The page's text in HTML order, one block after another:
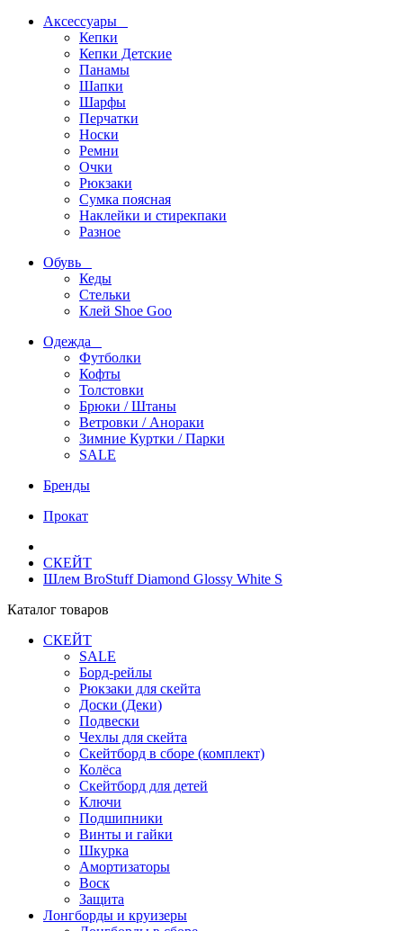
Аксессуары
Кепки
Кепки Детские
Панамы
Шапки
Шарфы
Перчатки
Носки
Ремни
Очки
Рюкзаки
Сумка поясная
Наклейки и стирекпаки
Разное
Обувь
Кеды
Стельки
Клей Shoe Goo
Одежда
Футболки
Кофты
Толстовки
Брюки / Штаны
Ветровки / Анораки
Зимние Куртки / Парки
SALE
Бренды
Прокат
СКЕЙТ
Шлем BroStuff Diamond Glossy White S
Каталог товаров
СКЕЙТ
SALE
Борд-рейлы
Рюкзаки для скейта
Доски (Деки)
Подвески
Чехлы для скейта
Скейтборд в сборе (комплект)
Колёса
Скейтборд для детей
Ключи
Подшипники
Винты и гайки
Шкурка
Амортизаторы
Воск
Защита
Лонгборды и круизеры